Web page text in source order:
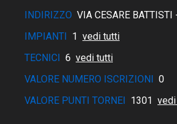
INDIRIZZO VIA CESARE
IMPIANTI 1 vedi tutti
TECNICI 6 vedi tutti
VALORE NUMERO ISCRIZIONI 0
VALORE PUNTI TORNEI 1301